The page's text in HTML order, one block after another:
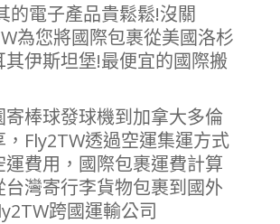
的電子產品貴鬆鬆!沒關
為您將國際包裹從美國洛杉
其伊斯坦堡!最便宜的國際搬
寄棒球發球機到加拿大多倫
，Fly2TW透過空運集運方式
運費用，國際包裹運費計算
台灣寄行李貨物包裹到國外
跨國運輸公司